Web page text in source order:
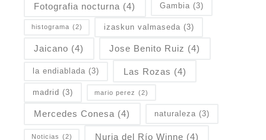
Fotografia nocturna (4) Gambia (3)
histograma (2) izaskun valmaseda (3)
Jaicano (4) Jose Benito Ruiz (4)
la endiablada (3) Las Rozas (4)
madrid (3) mario perez (2)
Mercedes Conesa (4) naturaleza (3)
Noticias (2) Nuria del Río Winne (4)